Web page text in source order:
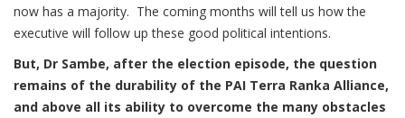
now has a majority. The coming months will tell us how the
executive will follow up these good political intentions.
But, Dr Sambe, after the election episode, the question
remains of the durability of the PAI Terra Ranka Alliance,
and above all its ability to overcome the many obstacles